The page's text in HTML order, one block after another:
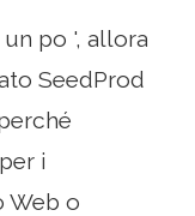
po ', allora
SeedProd
i
Web o